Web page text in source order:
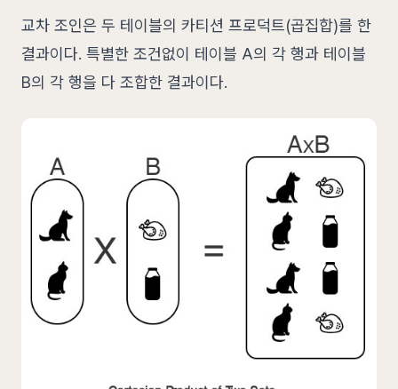
교차 조인은 두 테이블의 카티션 프로덕트(곱집합)를 한
결과이다. 특별한 조건없이 테이블 A의 각 행과 테이블
B의 각 행을 다 조합한 결과이다.